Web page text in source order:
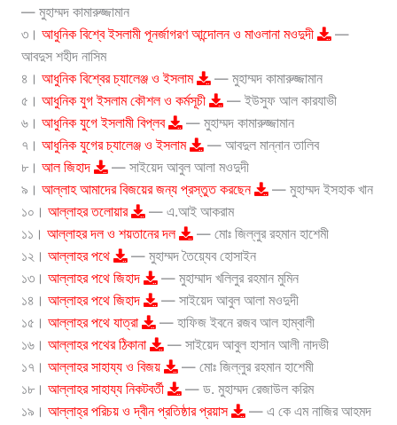
— মুহাম্মদ কামারুজ্জামান
৩। আধুনিক বিশ্বে ইসলামী পূনর্জাগরণ আন্দোলন ও মাওলানা মওদুদী
—
আবদুস শহীদ নাসিম
৪। আধুনিক বিশ্বের চ্যালেঞ্জ ও ইসলাম
— মুহাম্মদ কামারুজ্জামান
৫। আধুনিক যুগ ইসলাম কৌশল ও কর্মসূচী
— ইউসুফ আল কারযাভী
৬। আধুনিক যুগে ইসলামী বিপ্লব
— মুহাম্মদ কামারুজ্জামান
৭। আধুনিক যুগের চ্যালেঞ্জ ও ইসলাম
— আবদুল মান্নান তালিব
৮। আল জিহাদ
— সাইয়েদ আবুল আলা মওদুদী
৯। আল্লাহ আমাদের বিজয়ের জন্য প্রস্তুত করছেন
— মুহাম্মদ ইসহাক খান
১০। আল্লাহর তলোয়ার
— এ.আই আকরাম
১১। আল্লাহর দল ও শয়তানের দল
— মোঃ জিল্লুর রহমান হাশেমী
১২। আল্লাহর পথে
— মুহাম্মদ তৈয়্যেব হোসাইন
১৩। আল্লাহর পথে জিহাদ
— মুহাম্মাদ খলিলুর রহমান মুমিন
১৪। আল্লাহর পথে জিহাদ
— সাইয়েদ আবুল আলা মওদুদী
১৫। আল্লাহর পথে যাত্রা
— হাফিজ ইবনে রজব আল হাম্বালী
১৬। আল্লাহর পথের ঠিকানা
— সাইয়েদ আবুল হাসান আলী নাদভী
১৭। আল্লাহর সাহায্য ও বিজয়
— মোঃ জিল্লুর রহমান হাশেমী
১৮। আল্লাহর সাহায্য নিকটবর্তী
— ড. মুহাম্মদ রেজাউল করিম
১৯। আল্লাহ্‌র পরিচয় ও দ্বীন প্রতিষ্ঠার প্রয়াস
— এ কে এম নাজির আহমদ